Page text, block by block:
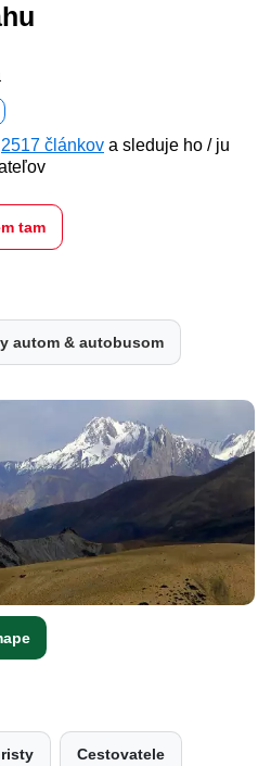
2517 článkov a sleduje ho / ju
tam
autom & autobusom
Cestovatele